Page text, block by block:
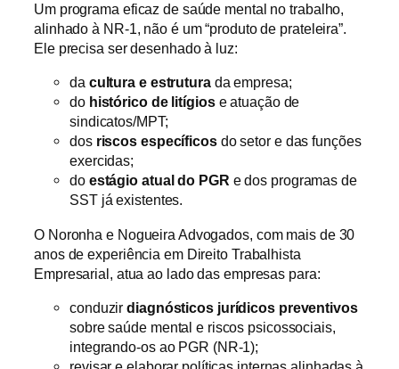
Um programa eficaz de saúde mental no trabalho,
alinhado à NR-1, não é um “produto de prateleira”.
Ele precisa ser desenhado à luz:
da cultura e estruturada empresa;
do histórico de litígiose atuação de
sindicatos/MPT;
dos riscos específicosdo setor e das funções
exercidas;
do estágio atual do PGR e dos programas de
SST já existentes.
O Noronha e Nogueira Advogados, com mais de 30
anos de experiência em Direito Trabalhista
Empresarial, atua ao lado das empresas para:
conduzirdiagnósticos jurídicos preventivos
sobre saúde mental e riscos psicossociais,
integrando-os ao PGR (NR-1);